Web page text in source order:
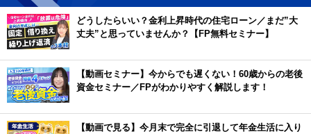
どうしたらいい？金利上昇時代の住宅ローン／まだ”大
丈夫”と思っていませんか？【FP無料セミナー】
【動画セミナー】今からでも遅くない！60歳からの老後
資金セミナー／FPがわかりやすく解説します！
【動画で見る】今月末で完全に引退して年金生活に入り